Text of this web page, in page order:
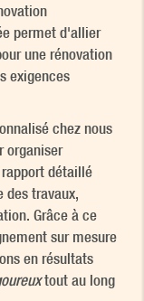
permet d'allier
une rénovation
exigences
chez nous
organiser
détaillé
travaux,
Grâce à ce
sur mesure
en résultats
tout au long